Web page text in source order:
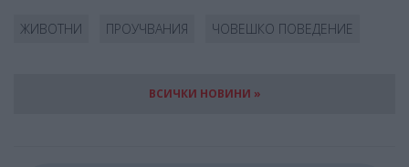
ЖИВОТНИ ПРОУЧВАНИЯ ЧОВЕШКО ПОВЕДЕНИЕ
ВСИЧКИ НОВИНИ »